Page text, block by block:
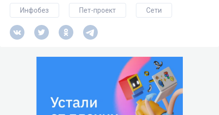
Инфобез Пет-проект Сети